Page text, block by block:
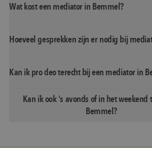
Wat kost een mediator in Bemmel?
Hoeveel gesprekken zijn er nodig bij
Kan ik pro deo terecht bij een mediator in
Kan ik ook 's avonds of in het weekend
Bemmel?